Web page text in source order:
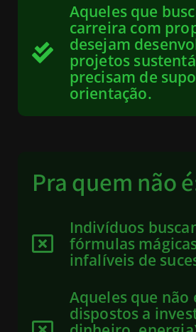
Aqueles que
carreira com
desejam
projetos
precisam de
orientação.
Pra quem não
Indivíduos
fórmulas
infalíveis de
Aqueles que não
dispostos a